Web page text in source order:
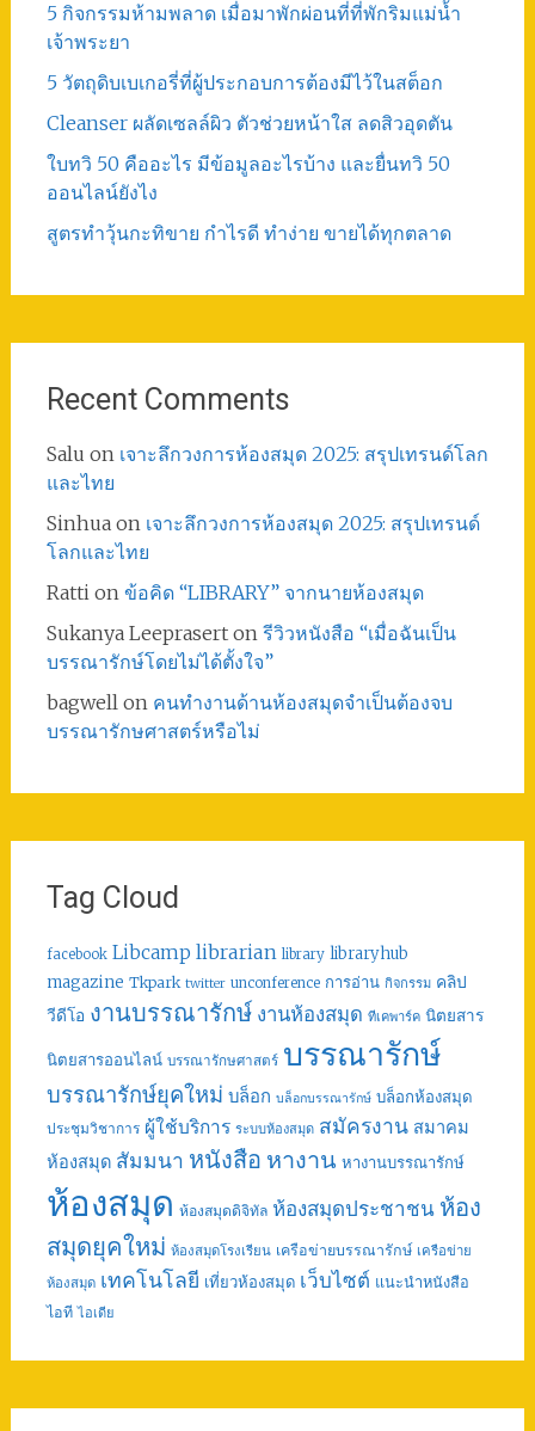
5 กิจกรรมห้ามพลาด เมื่อมาพักผ่อนที่ที่พักริมแม่น้ำ
เจ้าพระยา
5 วัตถุดิบเบเกอรี่ที่ผู้ประกอบการต้องมีไว้ในสต็อก
Cleanser ผลัดเซลล์ผิว ตัวช่วยหน้าใส ลดสิวอุดตัน
ใบทวิ 50 คืออะไร มีข้อมูลอะไรบ้าง และยื่นทวิ 50
ออนไลน์ยังไง
สูตรทําวุ้นกะทิขาย กำไรดี ทำง่าย ขายได้ทุกตลาด
Recent Comments
Salu on เจาะลึกวงการห้องสมุด 2025: สรุปเทรนด์โลก
และไทย
Sinhuaon เจาะลึกวงการห้องสมุด 2025: สรุปเทรนด์
โลกและไทย
Rattion ข้อคิด “LIBRARY” จากนายห้องสมุด
Sukanya Leepraserton รีวิวหนังสือ “เมื่อฉันเป็น
บรรณารักษ์โดยไม่ได้ตั้งใจ”
bagwellon คนทำงานด้านห้องสมุดจำเป็นต้องจบ
บรรณารักษศาสตร์หรือไม่
Tag Cloud
facebook Libcamp librarian library libraryhub
magazine Tkpark twitter unconference การอ่าน กิจกรรม คลิป
วีดีโอ งานบรรณารักษ์ งานห้องสมุด ทีเคพาร์ค นิตยสาร
นิตยสารออนไลน์ บรรณารักษศาสตร์ บรรณารักษ์
บรรณารักษ์ยุคใหม่ บล็อก บล็อกบรรณารักษ์ บล็อกห้องสมุด
ประชุมวิชาการ ผู้ใช้บริการ ระบบห้องสมุด สมัครงาน สมาคม
ห้องสมุด สัมมนา หนังสือ หางาน หางานบรรณารักษ์
ห้องสมุด ห้องสมุดดิจิทัล ห้องสมุดประชาชน ห้อง
สมุดยุคใหม่ ห้องสมุดโรงเรียน เครือข่ายบรรณารักษ์ เครือข่าย
ห้องสมุด เทคโนโลยี เที่ยวห้องสมุด เว็บไซต์ แนะนำหนังสือ
ไอที ไอเดีย